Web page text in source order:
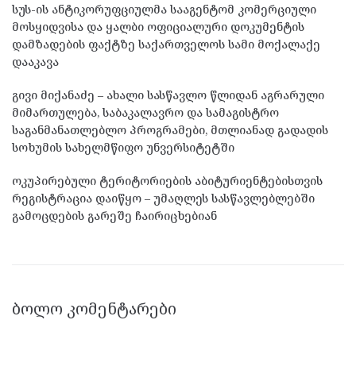
სუს-ის ანტიკორუფციულმა სააგენტომ კომერციული
მოსყიდვისა და ყალბი ოფიციალური დოკუმენტის
დამზადების ფაქტზე საქართველოს სამი მოქალაქე
დააკავა
გივი მიქანაძე – ახალი სასწავლო წლიდან აგრარული
მიმართულება, საბაკალავრო და სამაგისტრო
საგანმანათლებლო პროგრამები, მთლიანად გადადის
სოხუმის სახელმწიფო უნვერსიტეტში
ოკუპირებული ტერიტორიების აბიტურიენტებისთვის
რეგისტრაცია დაიწყო – უმაღლეს სასწავლებლებში
გამოცდების გარეშე ჩაირიცხებიან
ᲑᲝᲚᲝ ᲙᲝᲛᲔᲜᲢᲐᲠᲔᲑᲘ